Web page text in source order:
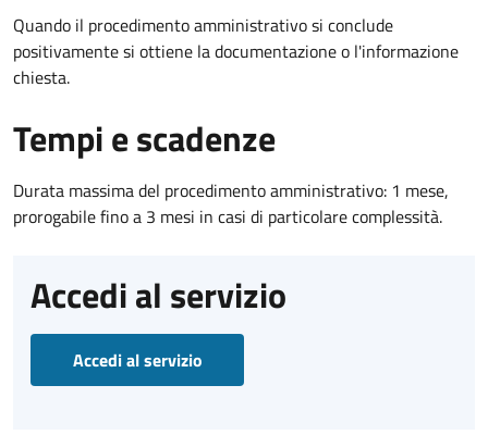
Quando il procedimento amministrativo si conclude
positivamente si ottiene la documentazione o l'informazione
chiesta.
Tempi e scadenze
Durata massima del procedimento amministrativo: 1 mese,
prorogabile fino a 3 mesi in casi di particolare complessità.
Accedi al servizio
Accedi al servizio